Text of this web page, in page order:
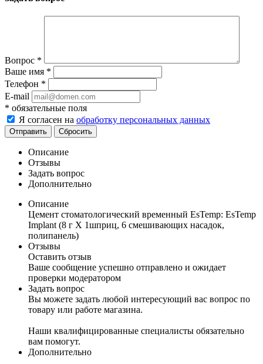
Вопрос *
Ваше имя *
Телефон *
E-mail
* обязательные поля
Я согласен на обработку персональных данных
Отправить Сбросить
Описание
Отзывы
Задать вопрос
Дополнительно
Описание
Цемент стоматологический временный EsTemp: EsTemp
Implant (8 г Х 1шприц, 6 смешивающих насадок,
полипанель)
Отзывы
Оставить отзыв
Ваше сообщение успешно отправлено и ожидает
проверки модератором
Задать вопрос
Вы можете задать любой интересующий вас вопрос по
товару или работе магазина.
Наши квалифицированные специалисты обязательно
вам помогут.
Дополнительно